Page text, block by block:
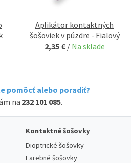
Aplikátor kontaktných
šošoviek v púzdre - Fialový
2,35 € / Na sklade
pomôcť alebo poradiť?
na 232 101 085.
Kontaktné šošovky
Dioptrické šošovky
Farebné šošovky